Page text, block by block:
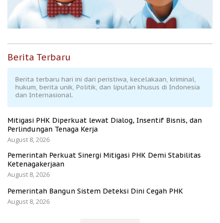
Berita Terbaru
Berita terbaru hari ini dari peristiwa, kecelakaan, kriminal,
hukum, berita unik, Politik, dan liputan khusus di Indonesia
dan Internasional.
Mitigasi PHK Diperkuat lewat Dialog, Insentif Bisnis, dan
Perlindungan Tenaga Kerja
August 8, 2026
Pemerintah Perkuat Sinergi Mitigasi PHK Demi Stabilitas
Ketenagakerjaan
August 8, 2026
Pemerintah Bangun Sistem Deteksi Dini Cegah PHK
August 8, 2026